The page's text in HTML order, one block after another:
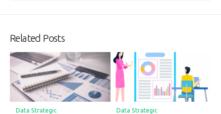
Related Posts
Data Strategic Data Strategic